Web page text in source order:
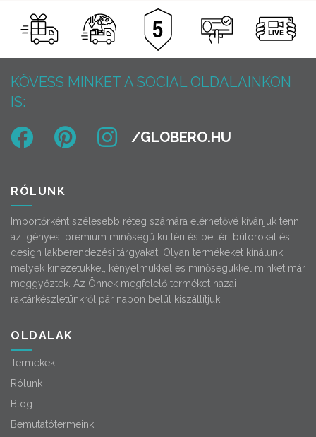
KÖVESS MINKET A SOCIAL OLDALAINKON
IS:
RÓLUNK
Importőrként szélesebb réteg számára elérhetővé kívánjuk tenni
az igényes, prémium minőségű kültéri és beltéri bútorokat és
design lakberendezési tárgyakat. Olyan termékeket kínálunk,
melyek kinézetükkel, kényelmükkel és minőségükkel minket már
meggyőztek. Az Önnek megfelelő terméket hazai
raktárkészletünkről pár napon belül kiszállítjuk.
OLDALAK
Termékek
Rólunk
Blog
Bemutatótermeink